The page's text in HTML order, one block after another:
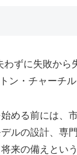
わずに失敗から
ン・チャーチル
める前には、
ルの設計、専
来の備えとい